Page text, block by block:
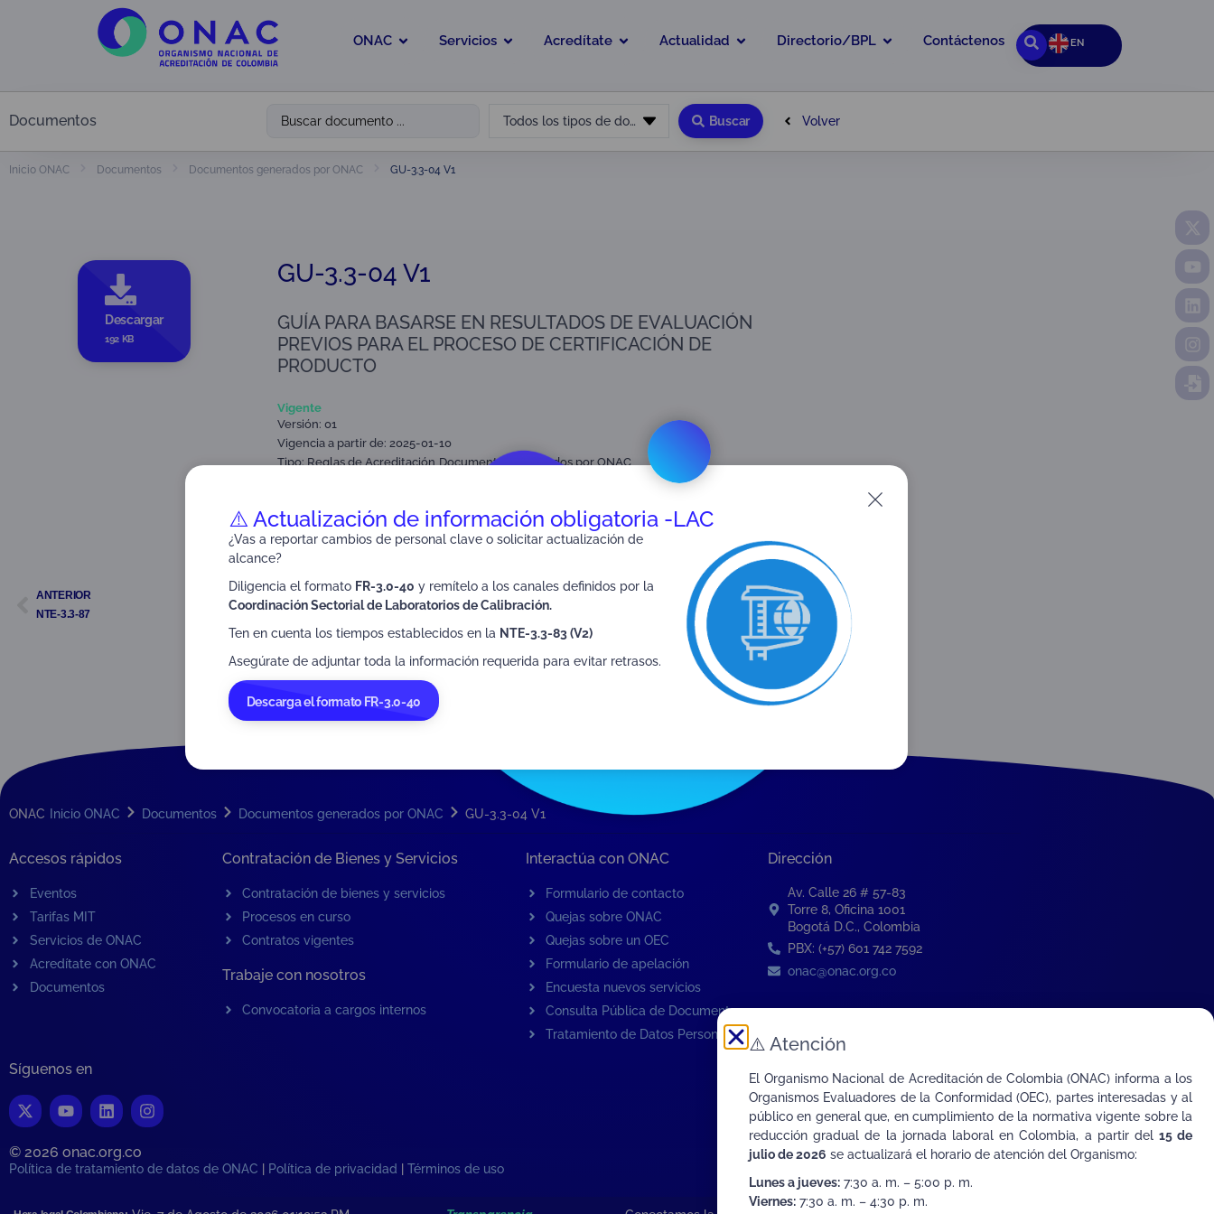
ONAC Servicios Acredítate Actualidad Directorio/BPL Contáctenos EN
Documentos Todos los tipos de documento Buscar Volver
Inicio ONAC Documentos Documentos generados por ONAC GU-3.3-04 V1
Descargar
192 KB
GU-3.3-04 V1
GUÍA PARA BASARSE EN RESULTADOS DE EVALUACIÓN
PREVIOS PARA EL PROCESO DE CERTIFICACIÓN DE
PRODUCTO
Vigente
Versión: 01
Vigencia a partir de: 2025-01-10
Tipo: Reglas de Acreditación Documentos generados por ONAC
ANTERIOR
NTE-3.3-87
SIGUIENTE
NTE-3.3-93 V1
ONAC Inicio ONAC Documentos Documentos generados por ONAC GU-3.3-04 V1
Accesos rápidos
Eventos
Tarifas MIT
Servicios de ONAC
Acredítate con ONAC
Documentos
Contratación de Bienes y Servicios
Contratación de bienes y servicios
Procesos en curso
Contratos vigentes
Trabaje con nosotros
Convocatoria a cargos internos
Interactúa con ONAC
Formulario de contacto
Quejas sobre ONAC
Quejas sobre un OEC
Formulario de apelación
Encuesta nuevos servicios
Consulta Pública de Documentos
Tratamiento de Datos Personales
Dirección
Av. Calle 26 # 57-83
Torre 8, Oficina 1001
Bogotá D.C., Colombia
PBX: (+57) 601 742 7592
onac@onac.org.co
Síguenos en
© 2026 onac.org.co​
Política de tratamiento de datos de ONAC | Política de privacidad | Términos de uso
⚠️ Actualización de información obligatoria -LAC
¿Vas a reportar cambios de personal clave o solicitar actualización de
alcance?
Diligencia el formato FR-3.0-40 y remítelo a los canales definidos por la
Coordinación Sectorial de Laboratorios de Calibración.
Ten en cuenta los tiempos establecidos en la NTE-3.3-83 (V2)
Asegúrate de adjuntar toda la información requerida para evitar retrasos.
Descarga el formato FR-3.0-40
⚠️ Atención
El Organismo Nacional de Acreditación de Colombia (ONAC) informa a los
Organismos Evaluadores de la Conformidad (OEC), partes interesadas y al
público en general que, en cumplimiento de la normativa vigente sobre la
reducción gradual de la jornada laboral en Colombia, a partir del15 de
julio de 2026 se actualizará el horario de atención del Organismo:
Lunes a jueves:7:30 a. m. – 5:00 p. m.
Viernes:7:30 a. m. – 4:30 p. m.